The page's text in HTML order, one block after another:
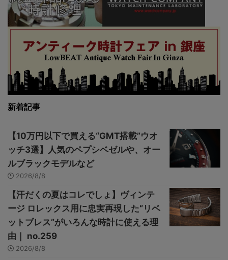
新着記事
【10万円以下で買える“GMT搭載”ウオ
ッチ3選】人気のペプシベゼルや、オー
ルブラックモデルなど
2026/8/8
【汗だくの夏はコレでしょ】ヴィンテ
ージ ロレックス用に忠実再現した“リベ
ットブレス”がいろんな時計に使える理
由｜ no.259
2026/8/8